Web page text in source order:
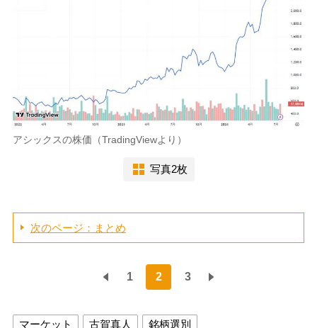
アシックスの株価（TradingViewより）
写真2枚
次のページ：まとめ
1 2 3
マーケット 古賀真人 銘柄選別